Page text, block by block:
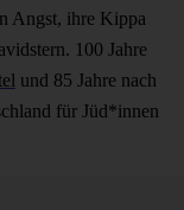
Angst, ihre Kippa
100 Jahre
und 85 Jahre nach
für Jüd*innen